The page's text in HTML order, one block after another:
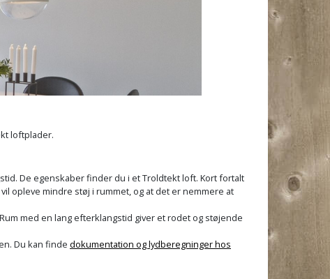
loftplader.
De egenskaber finder du i et Troldtekt loft. Kort fortalt
opleve mindre støj i rummet, og at det er nemmere at
med en lang efterklangstid giver et rodet og støjende
Du kan finde dokumentation og lydberegninger hos